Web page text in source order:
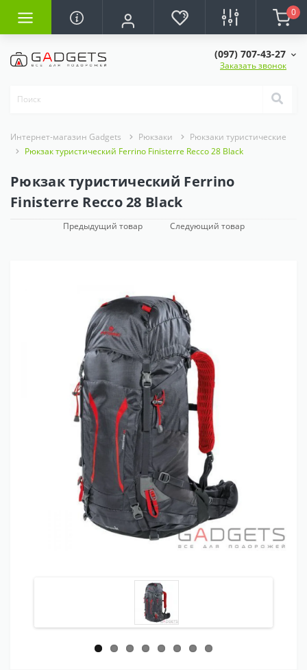
0
(097) 707-43-27
Заказать звонок
Интернет-магазин Gadgets Рюкзаки
Рюкзаки туристические
Рюкзак туристический Ferrino Finisterre Recco 28 Black
Рюкзак туристический Ferrino
Finisterre Recco 28 Black
Предыдущий товар Следующий товар